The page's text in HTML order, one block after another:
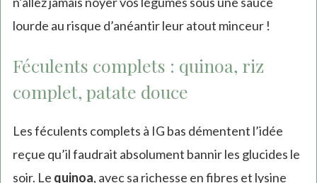
lourde au risque d’anéantir leur atout minceur !
Féculents complets : quinoa, riz
complet, patate douce
Les féculents complets à IG bas démentent l’idée
reçue qu’il faudrait absolument bannir les glucides le
soir. Le quinoa, avec sa richesse en fibres et lysine